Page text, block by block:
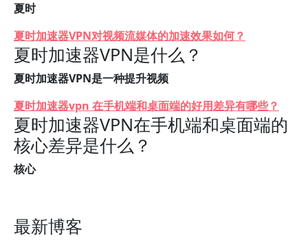
夏时
夏时加速器VPN对视频流媒体的加速效果如何？
夏时加速器VPN是什么？
夏时加速器VPN是一种提升视频
夏时加速器vpn 在手机端和桌面端的好用差异有哪些？
夏时加速器VPN在手机端和桌面端的
核心差异是什么？
核心
最新博客